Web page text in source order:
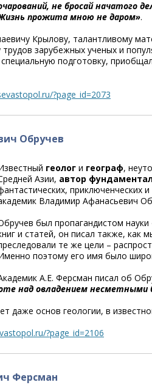
не бросай начатого
прожита мною не даром».
Крылову, талантливому
зарубежных ученых и
подготовку,
?page_id=2073
Обручев
геолог и географ,
Азии, автор
приключенческих
Владимир Афанасьевич
был пропагандистом
и статей, он писал также, как
те же цели –
поэтому его имя было
А.Е. Ферсман писал об
над овладением
даже основ геологии, в
?page_id=2106
Ферсман